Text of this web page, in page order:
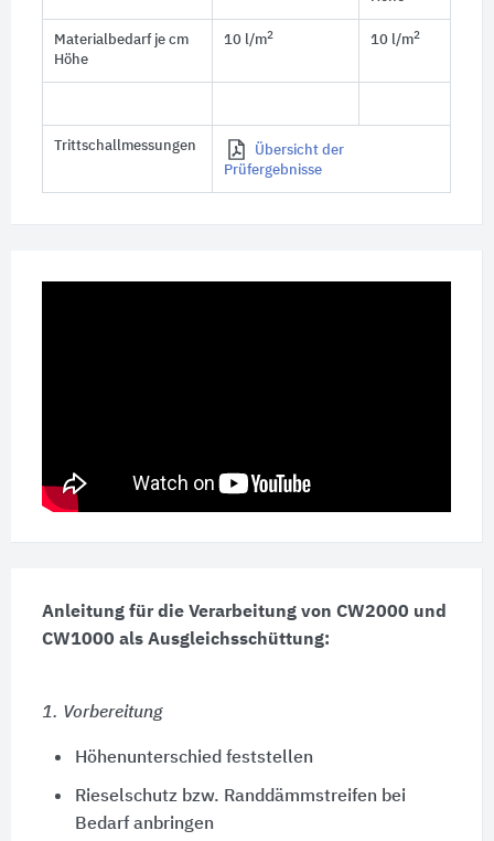
Materialbedarf je cm
Höhe
10 l/m2 10 l/m2
Trittschallmessungen
Übersicht der
Prüfergebnisse
Anleitung für die Verarbeitung von CW2000 und
CW1000 als Ausgleichsschüttung:
1. Vorbereitung
Höhenunterschied feststellen
Rieselschutz bzw. Randdämmstreifen bei
Bedarf anbringen